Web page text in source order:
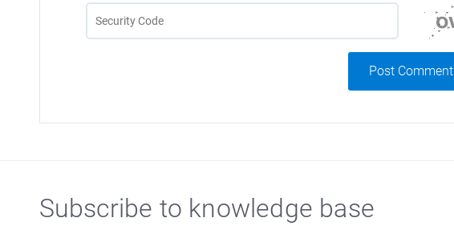
Post Comment
Subscribe to knowledge base